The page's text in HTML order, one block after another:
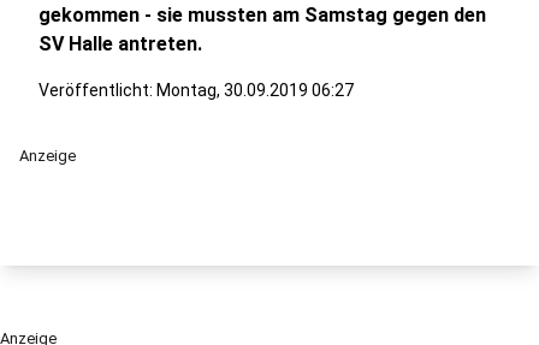
gekommen - sie mussten am Samstag gegen den
SV Halle antreten.
Veröffentlicht: Montag, 30.09.2019 06:27
Anzeige
Anzeige